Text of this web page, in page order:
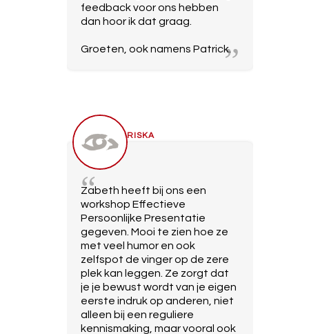
feedback voor ons hebben
dan hoor ik dat graag.
Groeten, ook namens Patrick.
MARISKA
Zabeth heeft bij ons een
workshop Effectieve
Persoonlijke Presentatie
gegeven. Mooi te zien hoe ze
met veel humor en ook
zelfspot de vinger op de zere
plek kan leggen. Ze zorgt dat
je je bewust wordt van je eigen
eerste indruk op anderen, niet
alleen bij een reguliere
kennismaking, maar vooral ook